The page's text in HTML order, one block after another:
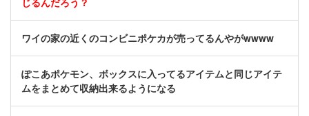
ワイの家の近くのコンビニポケカが売ってるんやがwwww
ぽこあポケモン、ボックスに入ってるアイテムと同じアイテ
ムをまとめて収納出来るようになる